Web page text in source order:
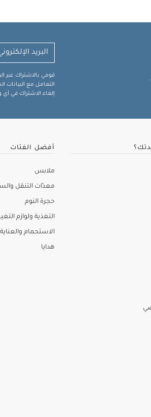
قومي بالاشتراك عبر
التعامل مع البيانات
إلغاء الاشتراك في أي
أفضل الفئات
ملابس
معدّات التنقل
حجرة النوم
التغذية ولوازم
الاستحمام
هدايا